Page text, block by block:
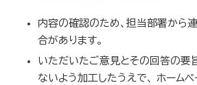
内容の確認のため、担当部署から
合があります。
いただいたご意見とその回答の要
ないよう加工したうえで、 ホーム